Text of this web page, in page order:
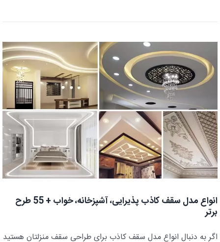
انواع مدل سقف کاذب پذیرایی، آشپزخانه، خواب + 55 طرح
برتر
اگر به دنبال انواع مدل سقف کاذب برای طراحی سقف منزلتان هستید